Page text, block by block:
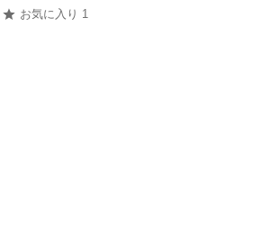
お気に入り 1